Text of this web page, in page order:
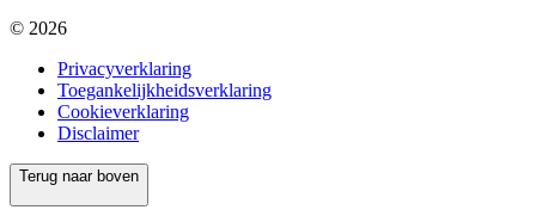
© 2026
Privacyverklaring
Toegankelijkheidsverklaring
Cookieverklaring
Disclaimer
Terug naar boven